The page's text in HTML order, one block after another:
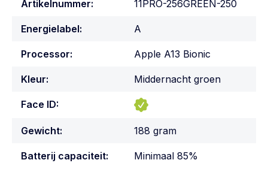
Artikelnummer: 11PRO-256GREEN-250
Energielabel: A
Processor: Apple A13 Bionic
Kleur: Middernacht groen
Face ID:
Gewicht: 188 gram
Batterij capaciteit: Minimaal 85%